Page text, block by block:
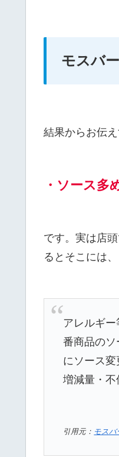
モスバ
結果からお伝え
・ソース多
です。実は店
るとそこには、
アレルギ
番商品の
にソース
増減量・不
引用元： モスバ